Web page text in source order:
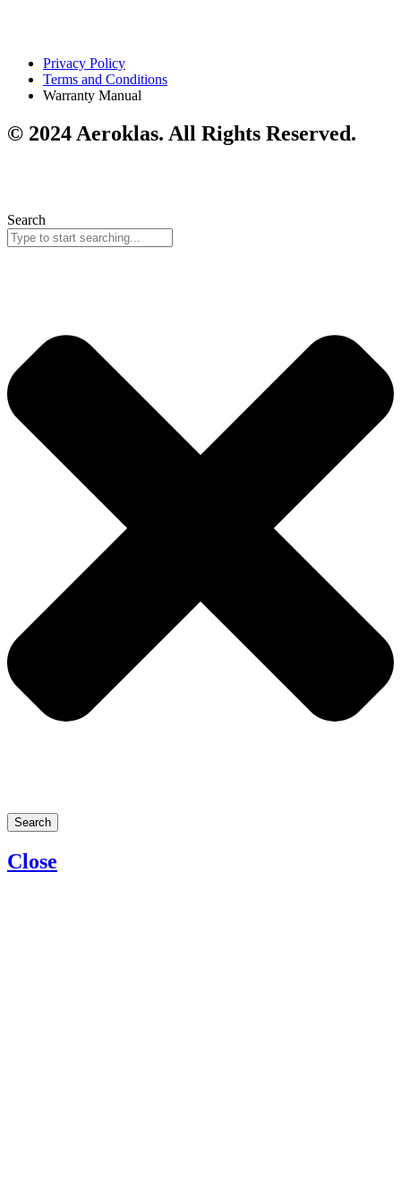
Privacy Policy
Terms and Conditions
Warranty Manual
© 2024 Aeroklas. All Rights Reserved.
Search
Search
Close